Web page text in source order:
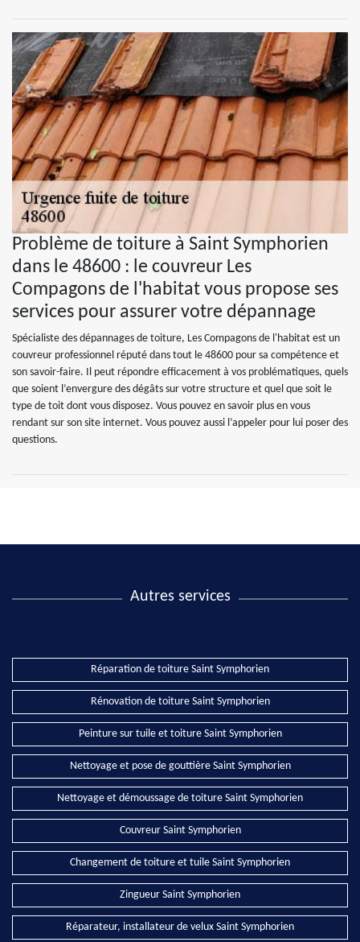
Problème de toiture à Saint Symphorien
dans le 48600 : le couvreur Les
Compagons de l'habitat vous propose ses
services pour assurer votre dépannage
Spécialiste des dépannages de toiture, Les Compagons de l'habitat est un
couvreur professionnel réputé dans tout le 48600 pour sa compétence et
son savoir-faire. Il peut répondre efficacement à vos problématiques, quels
que soient l’envergure des dégâts sur votre structure et quel que soit le
type de toit dont vous disposez. Vous pouvez en savoir plus en vous
rendant sur son site internet. Vous pouvez aussi l’appeler pour lui poser des
questions.
Autres services
Réparation de toiture Saint Symphorien
Rénovation de toiture Saint Symphorien
Peinture sur tuile et toiture Saint Symphorien
Nettoyage et pose de gouttière Saint Symphorien
Nettoyage et démoussage de toiture Saint Symphorien
Couvreur Saint Symphorien
Changement de toiture et tuile Saint Symphorien
Zingueur Saint Symphorien
Réparateur, installateur de velux Saint Symphorien